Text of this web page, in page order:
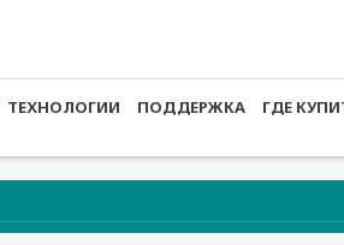
ТЕХНОЛОГИИ ПОДДЕРЖКА ГДЕ